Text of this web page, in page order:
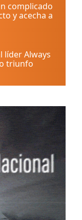
complicado
y acecha a
líder Always
triunfo